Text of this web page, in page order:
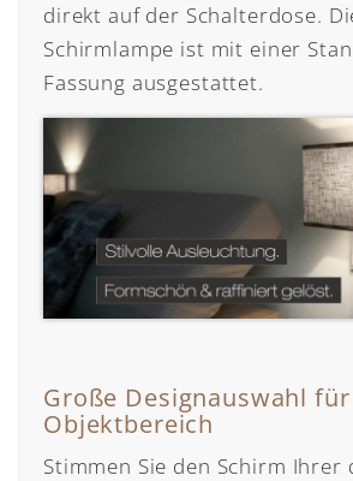
direkt auf der Schalterdose.
Schirmlampe ist mit einer
Fassung ausgestattet.
Große Designauswahl
Objektbereich
Stimmen Sie den Schirm Ihrer